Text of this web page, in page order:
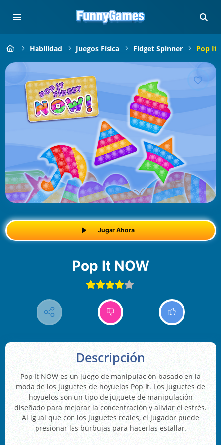
Habilidad Juegos Física Fidget Spinner Pop It
Jugar Ahora
Pop It NOW
Descripción
Pop It NOW es un juego de manipulación basado en la
moda de los juguetes de hoyuelos Pop It. Los juguetes de
hoyuelos son un tipo de juguete de manipulación
diseñado para mejorar la concentración y aliviar el estrés.
Al igual que con los juguetes reales, el jugador puede
presionar las burbujas para hacerlas estallar.